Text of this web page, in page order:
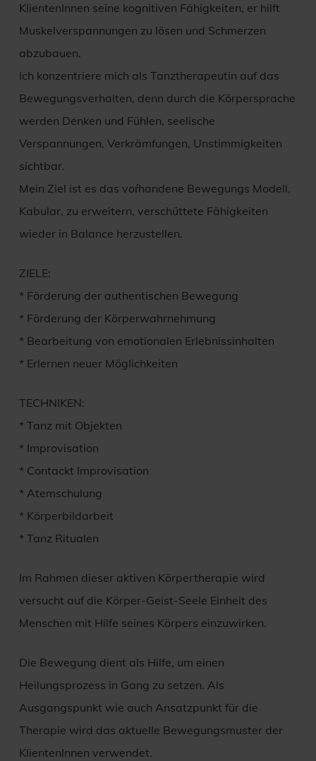
KlientenInnen seine kognitiven Fähigkeiten, er hilft
Muskelverspannungen zu lösen und Schmerzen
abzubauen.
Ich konzentriere mich als Tanztherapeutin auf das
Bewegungsverhalten, denn durch die Körpersprache
werden Denken und Fühlen, seelische
Verspannungen, Verkrämfungen, Unstimmigkeiten
sichtbar.
Mein Ziel ist es das voŕhandene Bewegungs Modell,
Kabular, zu erweitern, verschüttete Fähigkeiten
wieder in Balance herzustellen.
ZIELE:
* Förderung der authentischen Bewegung
* Förderung der Körperwahrnehmung
* Bearbeitung von emotionalen Erlebnissinhalten
* Erlernen neuer Möglichkeiten
TECHNIKEN:
* Tanz mit Objekten
* Improvisation
* Contackt Improvisation
* Atemschulung
* Körperbildarbeit
* Tanz Ritualen
Im Rahmen dieser aktiven Körpertherapie wird
versucht auf die Körper-Geist-Seele Einheit des
Menschen mit Hilfe seines Körpers einzuwirken.
Die Bewegung dient als Hilfe, um einen
Heilungsprozess in Gang zu setzen. Als
Ausgangspunkt wie auch Ansatzpunkt für die
Therapie wird das aktuelle Bewegungsmuster der
KlientenInnen verwendet.